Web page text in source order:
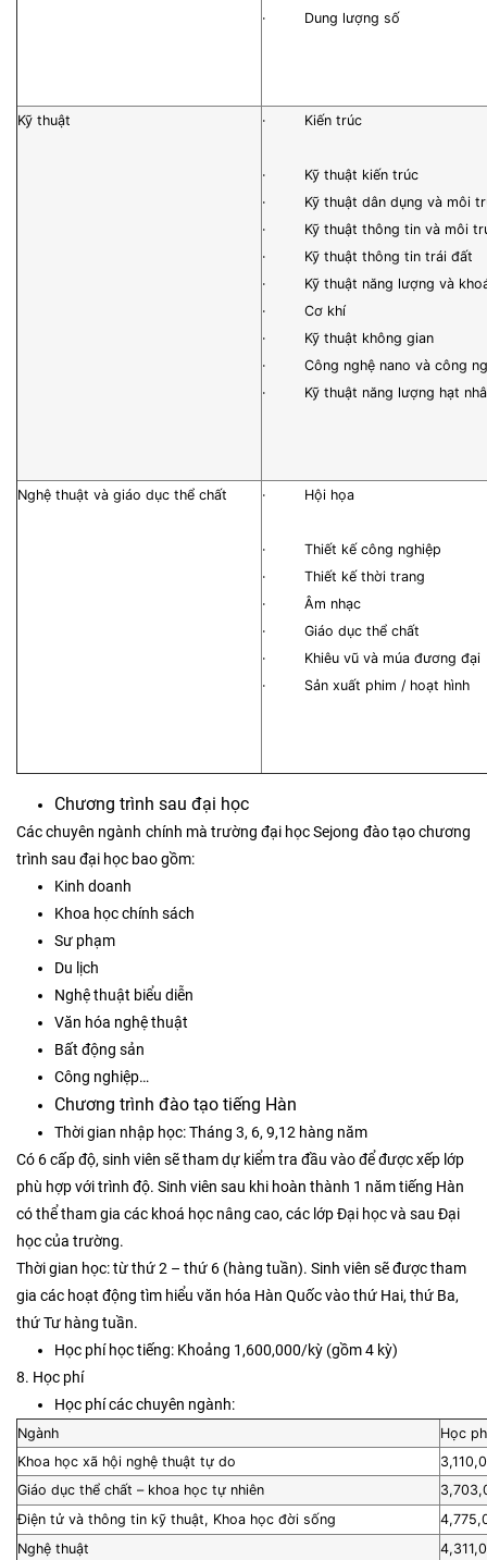
· Dung lượng số
Kỹ thuật · Kiến trúc
· Kỹ thuật kiến trúc
· Kỹ thuật dân dụng và môi
· Kỹ thuật thông tin và môi
· Kỹ thuật thông tin trái đất
· Kỹ thuật năng lượng và
· Cơ khí
· Kỹ thuật không gian
· Công nghệ nano và công
· Kỹ thuật năng lượng hạt
Nghệ thuật và giáo dục thể chất · Hội họa
· Thiết kế công nghiệp
· Thiết kế thời trang
· Âm nhạc
· Giáo dục thể chất
· Khiêu vũ và múa đương đại
· Sản xuất phim / hoạt hình
Chương trình sau đại học
Các chuyên ngành chính mà trường đại học Sejong đào tạo chương
trình sau đại học bao gồm:
Kinh doanh
Khoa học chính sách
Sư phạm
Du lịch
Nghệ thuật biểu diễn
Văn hóa nghệ thuật
Bất động sản
Công nghiệp…
Chương trình đào tạo tiếng Hàn
Thời gian nhập học: Tháng 3, 6, 9,12 hàng năm
Có 6 cấp độ, sinh viên sẽ tham dự kiểm tra đầu vào để được xếp lớp
phù hợp với trình độ. Sinh viên sau khi hoàn thành 1 năm tiếng Hàn
có thể tham gia các khoá học nâng cao, các lớp Đại học và sau Đại
học của trường.
Thời gian học: từ thứ 2 – thứ 6 (hàng tuần). Sinh viên sẽ được tham
gia các hoạt động tìm hiểu văn hóa Hàn Quốc vào thứ Hai, thứ Ba,
thứ Tư hàng tuần.
Học phí học tiếng: Khoảng 1,600,000/kỳ (gồm 4 kỳ)
8. Học phí
Học phí các chuyên ngành:
Ngành
Học
Khoa học xã hội nghệ thuật tự do
Giáo dục thể chất – khoa học tự nhiên
Điện tử và thông tin kỹ thuật, Khoa học đời sống
Nghệ thuật